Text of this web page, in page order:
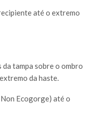
até o extremo
tampa sobre o ombro
da haste.
Ecogorge) até o